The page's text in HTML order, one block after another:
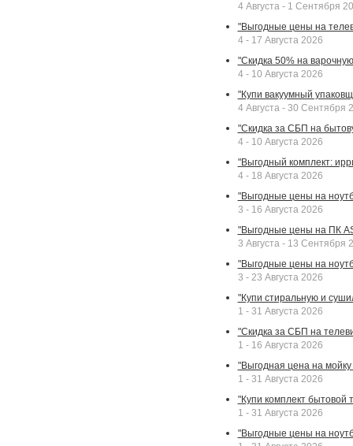
4 Августа - 1 Сентября
"Выгодные цены на
4 - 17 Августа 2026
"Скидка 50% на
4 - 10 Августа 2026
"Купи вакуумный
4 Августа - 30 Сентября
"Скидка за СБП на
4 - 10 Августа 2026
"Выгодный комплект:
4 - 18 Августа 2026
"Выгодные цены на
3 - 16 Августа 2026
"Выгодные цены на ПК
3 Августа - 13 Сентября
"Выгодные цены на
3 - 23 Августа 2026
"Купи стиральную и
1 - 31 Августа 2026
"Скидка за СБП на
1 - 16 Августа 2026
"Выгодная цена на
1 - 31 Августа 2026
"Купи комплект бытовой
1 - 31 Августа 2026
"Выгодные цены на